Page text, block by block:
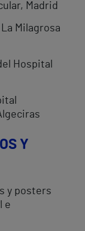
Madrid
Milagrosa
Hospital
Y
y posters
e